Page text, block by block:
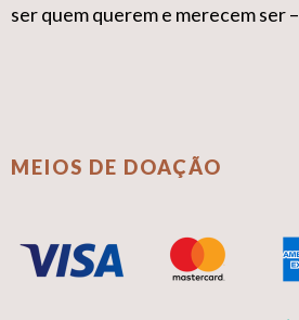
ser quem querem e merecem ser –
MEIOS DE DOAÇÃO